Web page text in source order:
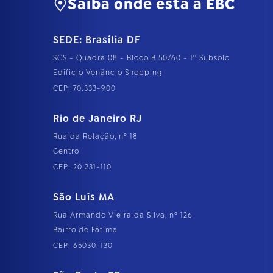
Saiba onde está a EBC
SEDE: Brasília DF
SCS - Quadra 08 - Bloco B 50/60 - 1º Subsolo
Edifício Venâncio Shopping
CEP: 70.333-900
Rio de Janeiro RJ
Rua da Relação, nº 18
Centro
CEP: 20.231-110
São Luís MA
Rua Armando Vieira da Silva, nº 126
Bairro de Fátima
CEP: 65030-130